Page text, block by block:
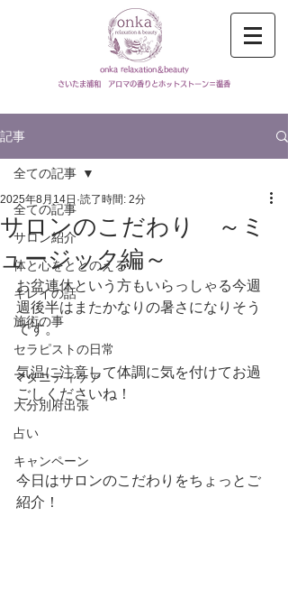
onka relaxation＆beauty
​さいたま浦和 アロマの香りとホットストーン＝温香
記事
全ての記事
サロン紹介
体と心をととのえる
キレイの話
施術の事
セラピストの日常
マタニティケア
大分別府出張
占い
キャンペーン
全ての記事
サロンのこだわり ～ミ
ュージック編～
2025年8月14日 読了時間: 2分
お盆連休という方もいらっしゃる今週
週後半はまたかなりの暑さになりそう
です。
気温に注意して体調に気を付けてお過
ごしくださいね！
今日はサロンのこだわりをちょっとご
紹介！